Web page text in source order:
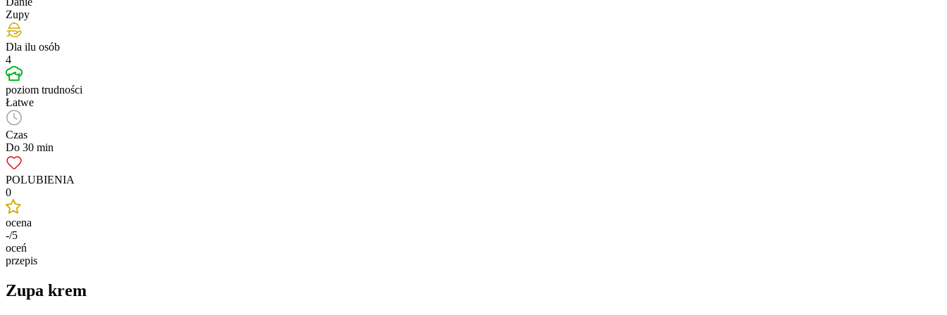
Zupy
Dla ilu osób
4
poziom trudności
Łatwe
Czas
Do 30 min
POLUBIENIA
0
ocena
-/5
oceń
przepis
Zupa krem